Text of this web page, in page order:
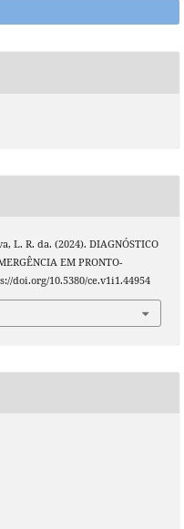
L. R. da. (2024). DIAGNÓSTICO
EM PRONTO-
doi.org/10.5380/ce.v1i1.44954